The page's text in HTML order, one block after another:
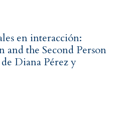
en interacción:
and the Second Person
Diana Pérez y